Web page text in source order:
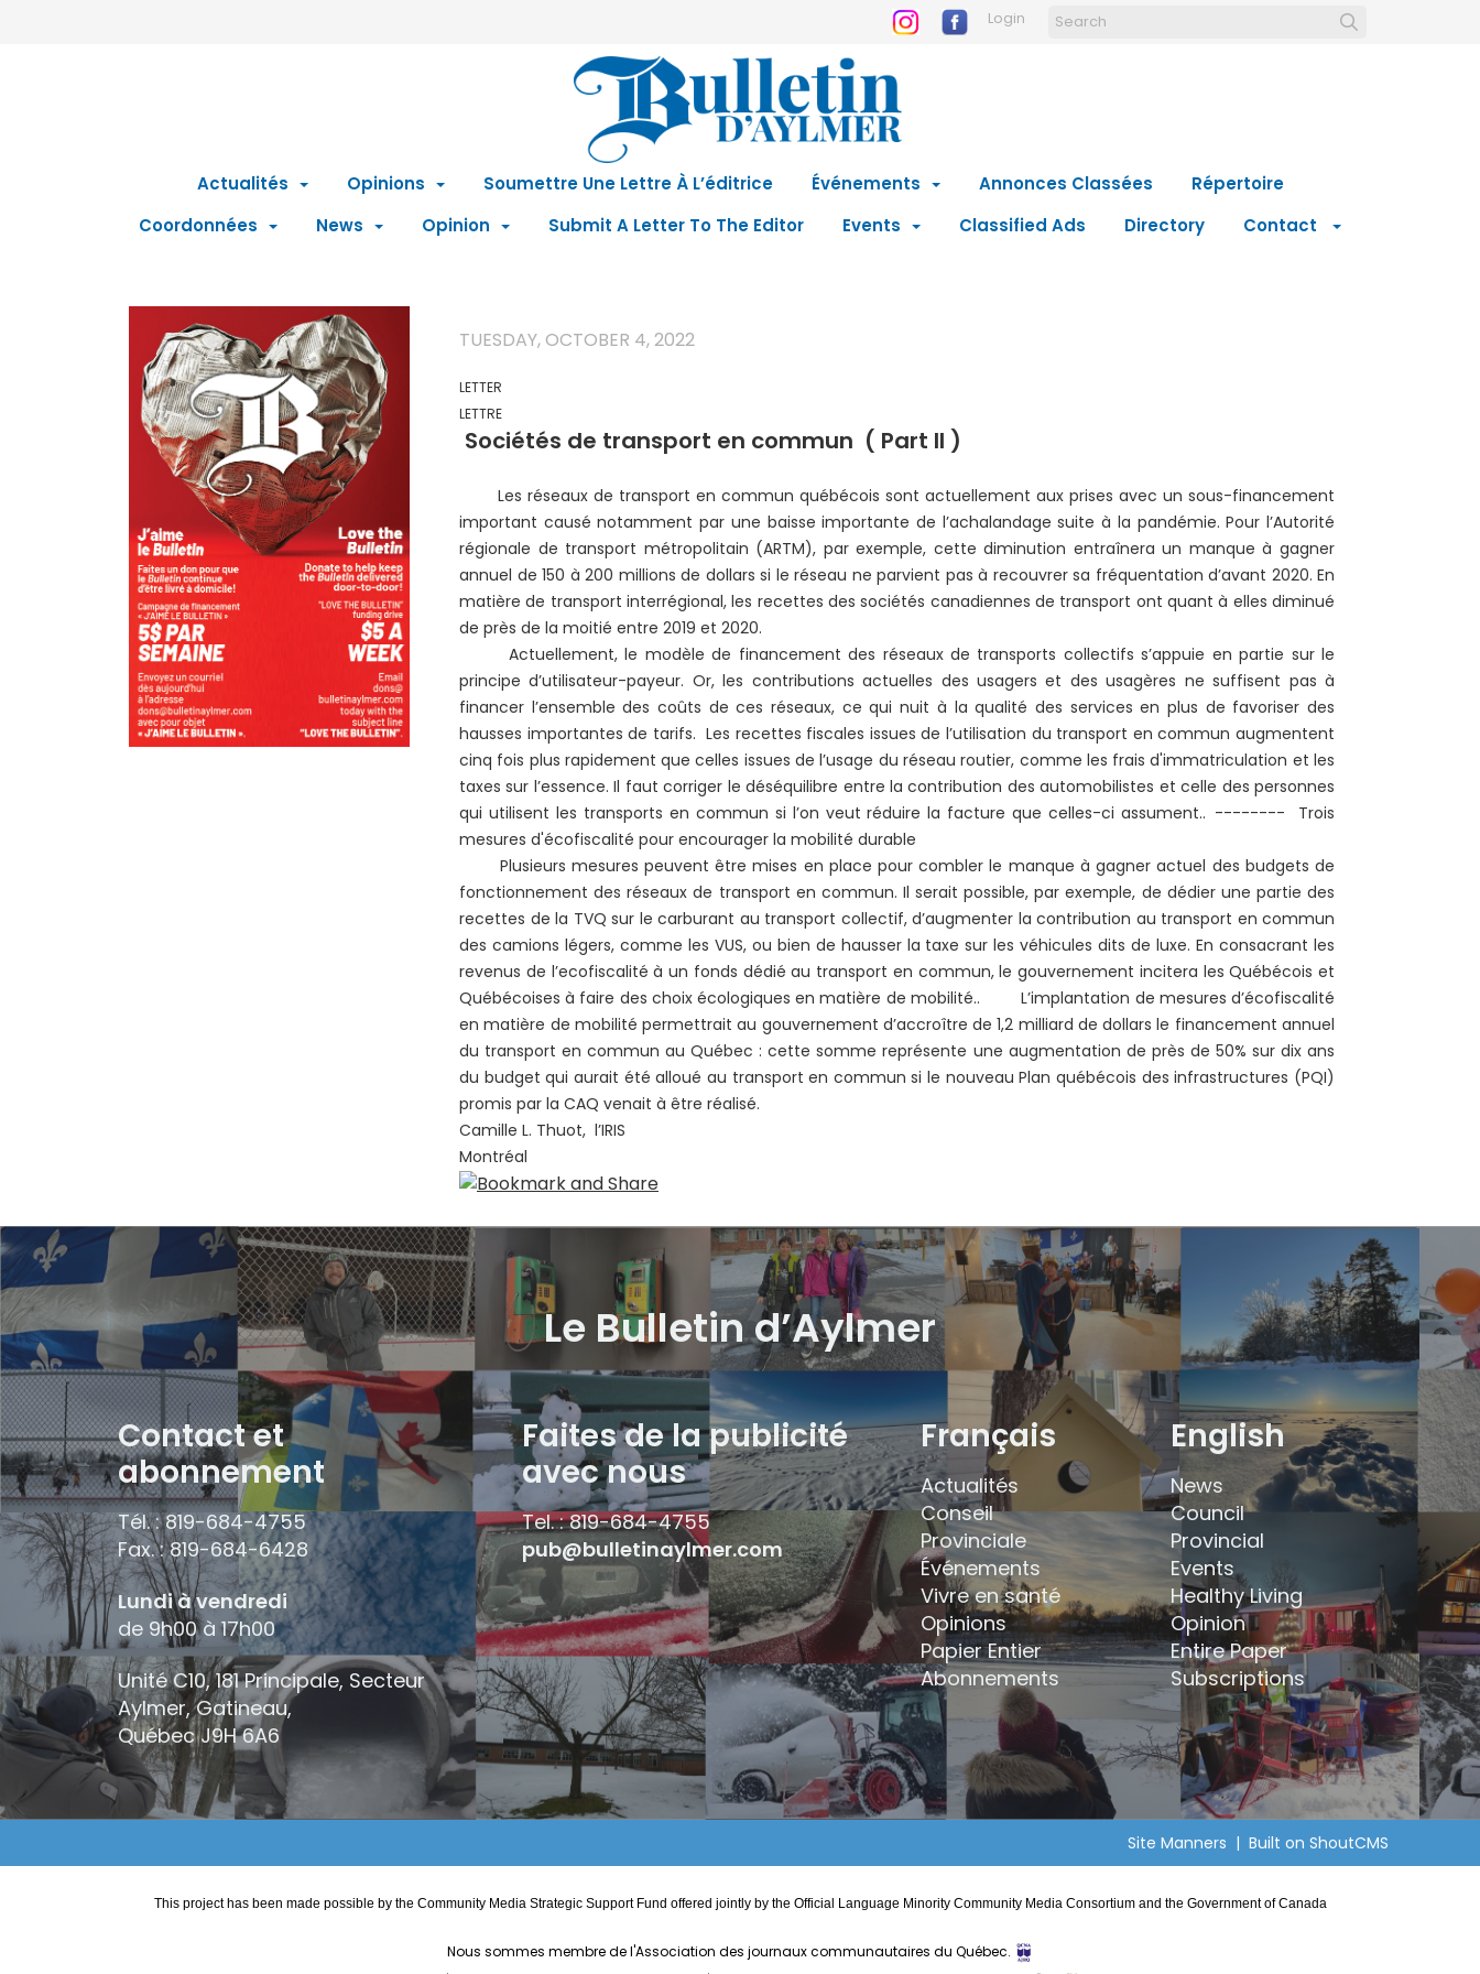
Login
Actualités Opinions Soumettre Une Lettre À L’éditrice Événements Annonces Classées
Répertoire
Coordonnées
News Opinion Submit A Letter To The Editor Events Classified Ads Directory Contact
TUESDAY, OCTOBER 4, 2022
LETTER
LETTRE
Sociétés de transport en commun ( Part II )
Les réseaux de transport en commun québécois sont actuellement aux prises avec un sous-financement
important causé notamment par une baisse importante de l’achalandage suite à la pandémie. Pour l’Autorité
régionale de transport métropolitain (ARTM), par exemple, cette diminution entraînera un manque à gagner
annuel de 150 à 200 millions de dollars si le réseau ne parvient pas à recouvrer sa fréquentation d’avant 2020. En
matière de transport interrégional, les recettes des sociétés canadiennes de transport ont quant à elles diminué
de près de la moitié entre 2019 et 2020.
Actuellement, le modèle de financement des réseaux de transports collectifs s’appuie en partie sur le
principe d’utilisateur-payeur. Or, les contributions actuelles des usagers et des usagères ne suffisent pas à
financer l’ensemble des coûts de ces réseaux, ce qui nuit à la qualité des services en plus de favoriser des
hausses importantes de tarifs. Les recettes fiscales issues de l’utilisation du transport en commun augmentent
cinq fois plus rapidement que celles issues de l’usage du réseau routier, comme les frais d'immatriculation et les
taxes sur l’essence. Il faut corriger le déséquilibre entre la contribution des automobilistes et celle des personnes
qui utilisent les transports en commun si l’on veut réduire la facture que celles-ci assument.. -------- Trois
mesures d'écofiscalité pour encourager la mobilité durable
Plusieurs mesures peuvent être mises en place pour combler le manque à gagner actuel des budgets de
fonctionnement des réseaux de transport en commun. Il serait possible, par exemple, de dédier une partie des
recettes de la TVQ sur le carburant au transport collectif, d’augmenter la contribution au transport en commun
des camions légers, comme les VUS, ou bien de hausser la taxe sur les véhicules dits de luxe. En consacrant les
revenus de l’ecofiscalité à un fonds dédié au transport en commun, le gouvernement incitera les Québécois et
Québécoises à faire des choix écologiques en matière de mobilité.. L’implantation de mesures d’écofiscalité
en matière de mobilité permettrait au gouvernement d’accroître de 1,2 milliard de dollars le financement annuel
du transport en commun au Québec : cette somme représente une augmentation de près de 50% sur dix ans
du budget qui aurait été alloué au transport en commun si le nouveau Plan québécois des infrastructures (PQI)
promis par la CAQ venait à être réalisé.
Camille L. Thuot, l’IRIS
Montréal
Le Bulletin d’Aylmer
Contact et
abonnement
Tél. : 819-684-4755
Fax. : 819-684-6428
Lundi à vendredi
de 9h00 à 17h00
Unité C10, 181 Principale, Secteur
Aylmer, Gatineau,
QuébecJ9H 6A6
Faites de la publicité
avec nous
Tel. : 819-684-4755
pub@bulletinaylmer.com
Français
Actualités
Conseil
Provinciale
Événements
Vivre en santé
Opinions
Papier Entier
Abonnements
English
News
Council
Provincial
Events
Healthy Living
Opinion
Entire Paper
Subscriptions
Site Manners | Built on ShoutCMS
This project has been made possible by the Community Media Strategic Support Fund offered jointly by the Official Language Minority Community Media Consortium and the Government of Canada
Nous sommes membre de l'Association des journaux communautaires du Québec.